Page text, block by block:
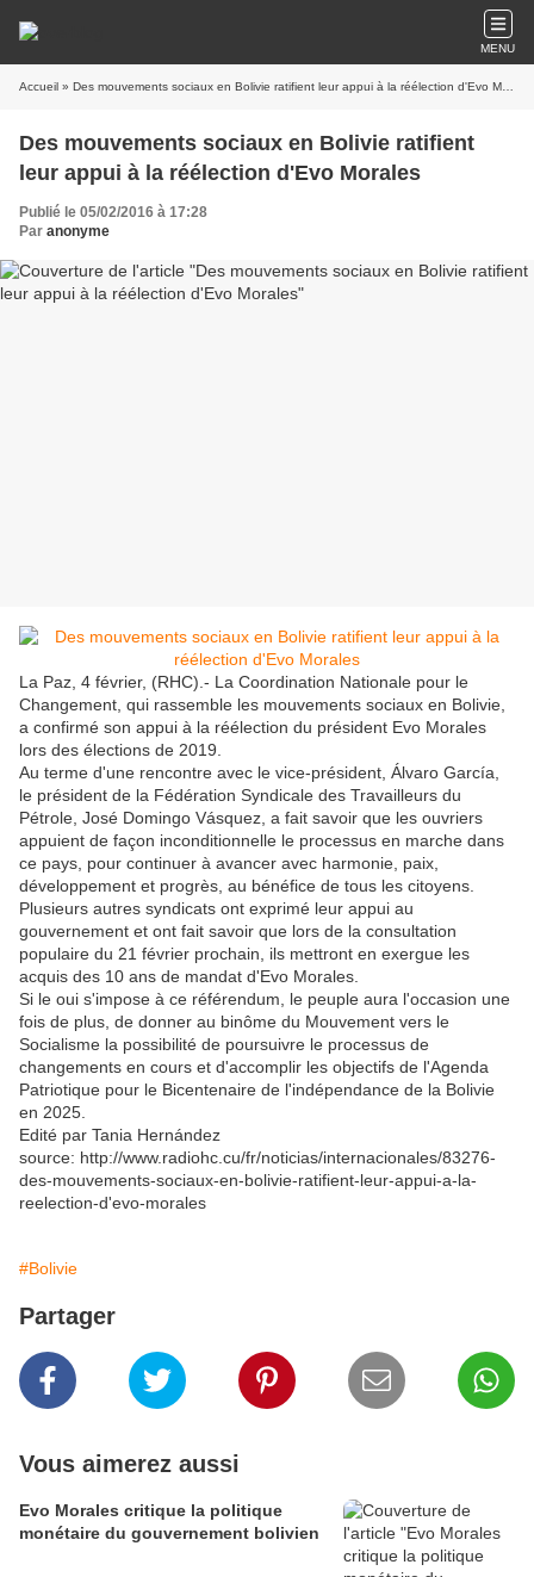
MENU
Accueil » Des mouvements sociaux en Bolivie ratifient leur appui à la réélection d'Evo Morales
Des mouvements sociaux en Bolivie ratifient
leur appui à la réélection d'Evo Morales
Publié le 05/02/2016 à 17:28
Par anonyme
La Paz, 4 février, (RHC).- La Coordination Nationale pour le
Changement, qui rassemble les mouvements sociaux en Bolivie,
a confirmé son appui à la réélection du président Evo Morales
lors des élections de 2019.
Au terme d'une rencontre avec le vice-président, Álvaro García,
le président de la Fédération Syndicale des Travailleurs du
Pétrole, José Domingo Vásquez, a fait savoir que les ouvriers
appuient de façon inconditionnelle le processus en marche dans
ce pays, pour continuer à avancer avec harmonie, paix,
développement et progrès, au bénéfice de tous les citoyens.
Plusieurs autres syndicats ont exprimé leur appui au
gouvernement et ont fait savoir que lors de la consultation
populaire du 21 février prochain, ils mettront en exergue les
acquis des 10 ans de mandat d'Evo Morales.
Si le oui s'impose à ce référendum, le peuple aura l'occasion une
fois de plus, de donner au binôme du Mouvement vers le
Socialisme la possibilité de poursuivre le processus de
changements en cours et d'accomplir les objectifs de l'Agenda
Patriotique pour le Bicentenaire de l'indépendance de la Bolivie
en 2025.
Edité par Tania Hernández
source: http://www.radiohc.cu/fr/noticias/internacionales/83276-
des-mouvements-sociaux-en-bolivie-ratifient-leur-appui-a-la-
reelection-d'evo-morales
#Bolivie
Partager
Vous aimerez aussi
Evo Morales critique la politique
monétaire du gouvernement bolivien